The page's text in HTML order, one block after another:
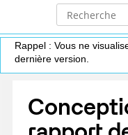
Rappel : Vous ne
dernière version.